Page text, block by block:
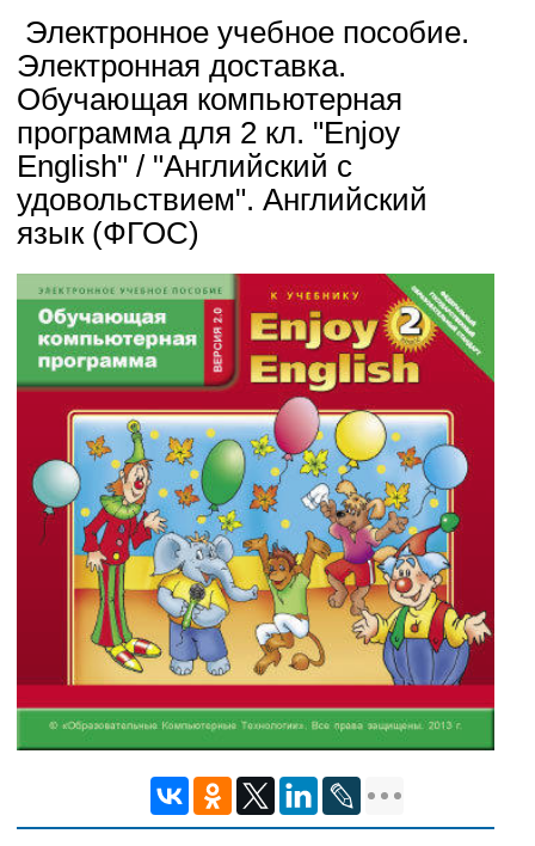
Электронное учебное пособие.
Электронная доставка.
Обучающая компьютерная
программа для 2 кл. "Enjoy
English" / "Английский с
удовольствием". Английский
язык (ФГОС)